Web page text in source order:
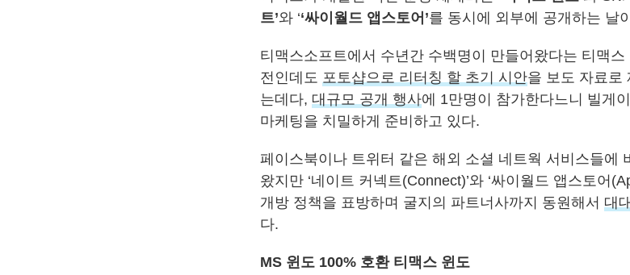
트’와 ‘‘싸이월드 앱스토어’를 동시에 외부에 공개하는 날
티맥스소프트에서 수년간 수백명이 만들어왔다는 티맥
전인데도 포토샵으로 리터칭 할 초기 시안을 보도 자료로
는데다, 대규모 공개 행사에 1만명이 참가한다느니 빌게
마케팅을 치밀하게 준비하고 있다.
페이스북이나 트위터 같은 해외 소셜 네트웍 서비스들에
왔지만 ‘네이트 커넥트(Connect)’와 ‘싸이월드 앱스토어
개방 정책을 표방하며 굴지의 파트너사까지 동원해서 대
다.
MS 윈도 100% 호환 티맥스 윈도